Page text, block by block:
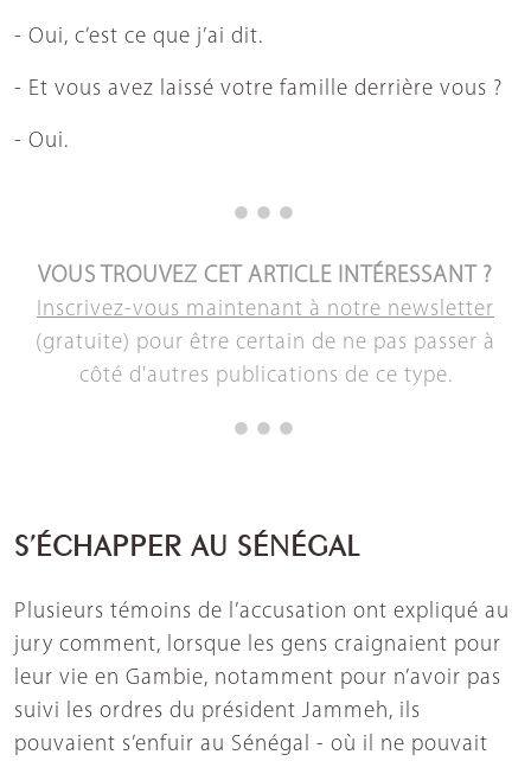
- Oui, c’est ce que j’ai dit.
- Et vous avez laissé votre famille derrière vous ?
- Oui.
VOUS TROUVEZ CET ARTICLE INTÉRESSANT ?
Inscrivez-vous maintenant à notre newsletter
(gratuite) pour être certain de ne pas passer à
côté d'autres publications de ce type.
S’ÉCHAPPER AU SÉNÉGAL
Plusieurs témoins de l’accusation ont expliqué au
jury comment, lorsque les gens craignaient pour
leur vie en Gambie, notamment pour n’avoir pas
suivi les ordres du président Jammeh, ils
pouvaient s’enfuir au Sénégal - où il ne pouvait